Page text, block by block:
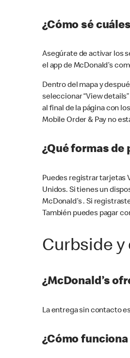
¿Cómo sé
Asegúrate de activar los
el app de McDonald’s
Dentro del mapa y
seleccionar “View
al final de la página con
Mobile Order & Pay no
¿Qué formas de
Puedes registrar tarjetas
Unidos. Si tienes un
McDonald’s . Si
También puedes pagar
Curbside
¿McDonald’s
La entrega sin contacto
¿Cómo